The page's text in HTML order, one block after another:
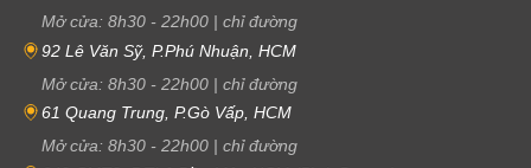
Mở cửa: 8h30 - 22h00 | chỉ đường
92 Lê Văn Sỹ, P.Phú Nhuận, HCM
Mở cửa: 8h30 - 22h00 | chỉ đường
61 Quang Trung, P.Gò Vấp, HCM
Mở cửa: 8h30 - 22h00 | chỉ đường